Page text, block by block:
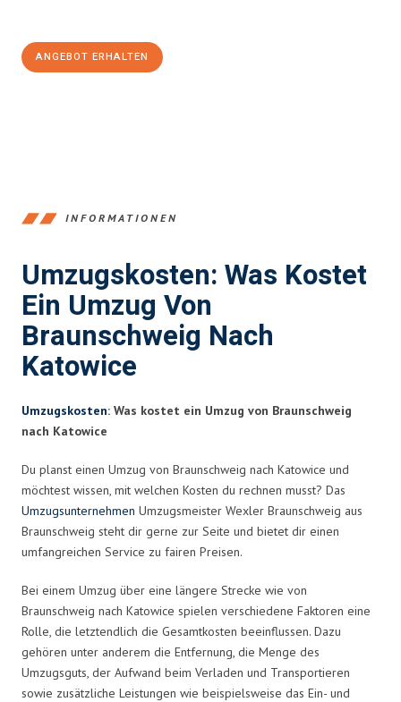
ANGEBOT ERHALTEN
INFORMATIONEN
Umzugskosten: Was Kostet
Ein Umzug Von
Braunschweig Nach
Katowice
Umzugskosten: Was kostet ein Umzug von Braunschweig
nach Katowice
Du planst einen Umzug von Braunschweig nach Katowice und
möchtest wissen, mit welchen Kosten du rechnen musst? Das
Umzugsunternehmen Umzugsmeister Wexler Braunschweig aus
Braunschweig steht dir gerne zur Seite und bietet dir einen
umfangreichen Service zu fairen Preisen.
Bei einem Umzug über eine längere Strecke wie von
Braunschweig nach Katowice spielen verschiedene Faktoren eine
Rolle, die letztendlich die Gesamtkosten beeinflussen. Dazu
gehören unter anderem die Entfernung, die Menge des
Umzugsguts, der Aufwand beim Verladen und Transportieren
sowie zusätzliche Leistungen wie beispielsweise das Ein- und